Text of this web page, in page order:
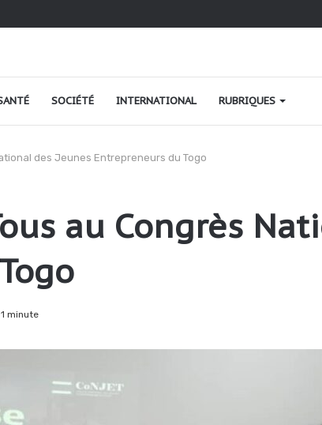
Togo : une relance fondée sur le verdissement et la qualité
SOCIÉTÉ INTERNATIONAL RUBRIQUES
des Jeunes Entrepreneurs du Togo
au Congrès
minute